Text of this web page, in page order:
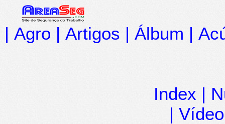
| Agro | Artigos | Álbum |
Index |
| Vídeo